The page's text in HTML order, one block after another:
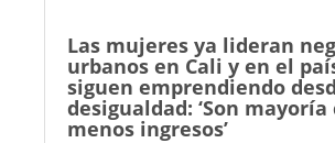
Las mujeres ya lideran
urbanos en Cali y en el
siguen emprendiendo
desigualdad: ‘Son mayoría
menos ingresos’